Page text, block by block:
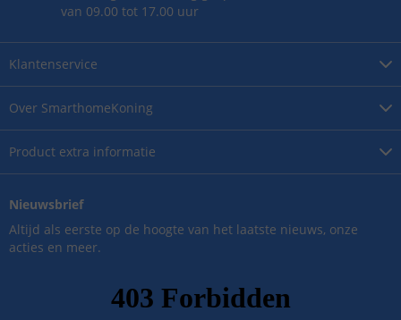
Over SmarthomeKoning
Product extra informatie
Klantenservice
van 09.00 tot 17.00 uur
Nieuwsbrief
Altijd als eerste op de hoogte van het laatste nieuws, onze
acties en meer.